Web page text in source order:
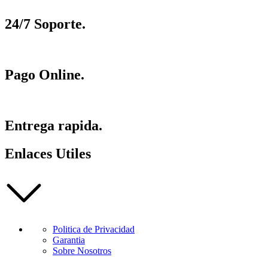
24/7 Soporte.
Pago Online.
Entrega rapida.
Enlaces Utiles
Politica de Privacidad
Garantia
Sobre Nosotros